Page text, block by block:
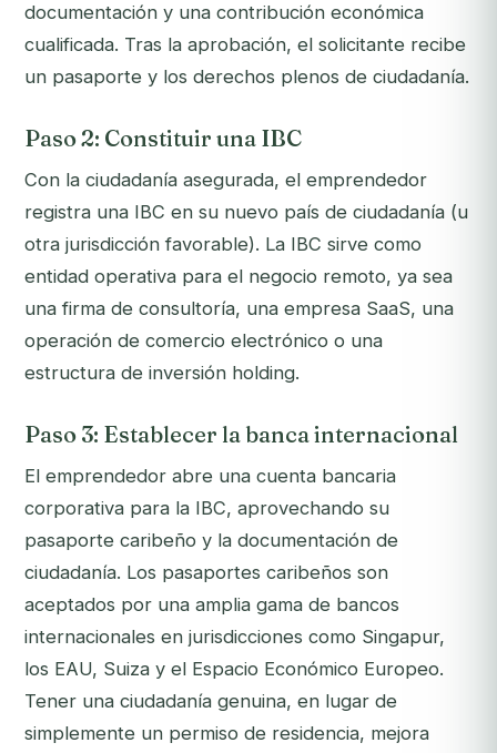
documentación y una contribución económica
cualificada. Tras la aprobación, el solicitante recibe
un pasaporte y los derechos plenos de ciudadanía.
Paso 2: Constituir una IBC
Con la ciudadanía asegurada, el emprendedor
registra una IBC en su nuevo país de ciudadanía (u
otra jurisdicción favorable). La IBC sirve como
entidad operativa para el negocio remoto, ya sea
una firma de consultoría, una empresa SaaS, una
operación de comercio electrónico o una
estructura de inversión holding.
Paso 3: Establecer la banca internacional
El emprendedor abre una cuenta bancaria
corporativa para la IBC, aprovechando su
pasaporte caribeño y la documentación de
ciudadanía. Los pasaportes caribeños son
aceptados por una amplia gama de bancos
internacionales en jurisdicciones como Singapur,
los EAU, Suiza y el Espacio Económico Europeo.
Tener una ciudadanía genuina, en lugar de
simplemente un permiso de residencia, mejora